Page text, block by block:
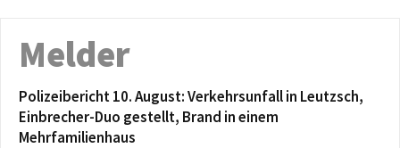
Melder
Polizeibericht 10. August: Verkehrsunfall in Leutzsch,
Einbrecher-Duo gestellt, Brand in einem
Mehrfamilienhaus